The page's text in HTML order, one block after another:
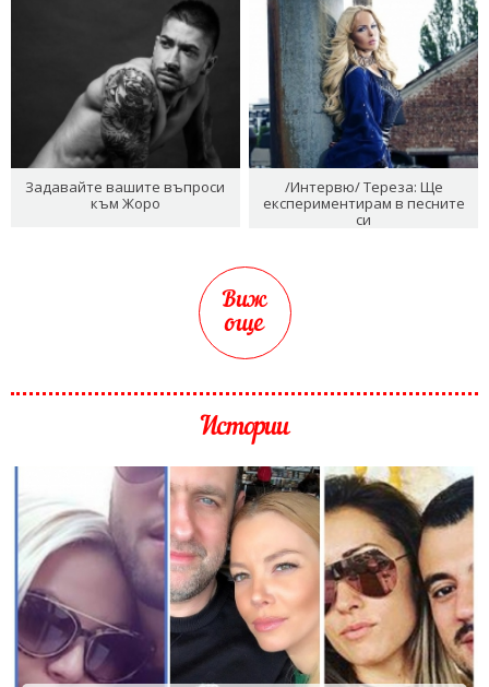
Задавайте вашите въпроси
към Жоро
/Интервю/ Тереза: Ще
експериментирам в песните
си
Виж
още
Истории